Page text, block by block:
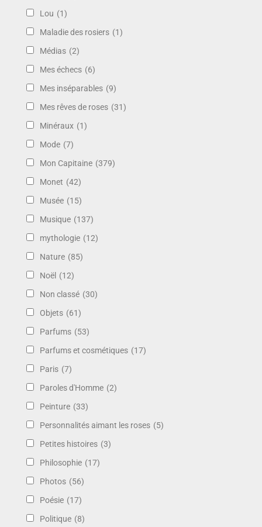
Lou (1)
Maladie des rosiers (1)
Médias (2)
Mes échecs (6)
Mes inséparables (9)
Mes rêves de roses (31)
Minéraux (1)
Mode (7)
Mon Capitaine (379)
Monet (42)
Musée (15)
Musique (137)
mythologie (12)
Nature (85)
Noël (12)
Non classé (30)
Objets (61)
Parfums (53)
Parfums et cosmétiques (17)
Paris (7)
Paroles d'Homme (2)
Peinture (33)
Personnalités aimant les roses (5)
Petites histoires (3)
Philosophie (17)
Photos (56)
Poésie (17)
Politique (8)